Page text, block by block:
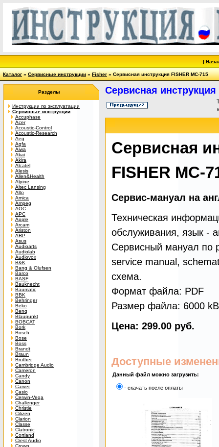
|
Каталог»Сервисные инструкции»Fisher» Сервисная инструкция FISHER MC-715
Разделы
Инструкции по эксплуатации
Сервисные инструкции
Accuphase
Acer
Acoustic-Control
Acoustic-Research
Aeg
Agfa
Aiwa
Akai
Akira
Alcatel
Alesis
Allen&Health
Alpine
Altec Lansing
Alto
Amica
Ampeg
AOC
APC
Apple
Arcam
Ariston
ARP
Asus
Audioarts
Audiolab
Audiovox
B&K
Bang & Olufsen
Barco
BASF
Bauknecht
Baumatic
BBK
Behringer
Beko
Benq
Blaupunkt
BOBCAT
Bork
Bosch
Bose
Boss
Brandt
Braun
Brother
Cambridge Audio
Cameron
Candy
Canon
Carver
Casio
Cerwin-Vega
Challenger
Christie
Citizen
Clarion
Classe
Clatronic
Cortland
Crest Audio
Crown
Сервисная инструкция
Сервисная
FISHER MC-
Сервис-мануал на
Техническая
обслуживания, язык -
Сервисный мануал по
service manual,
схема.
Формат файла: PDF
Размер файла: 6000 kB
Цена: 299.00 руб.
Доступные
Данный файл можно загрузить:
- скачать после оплаты